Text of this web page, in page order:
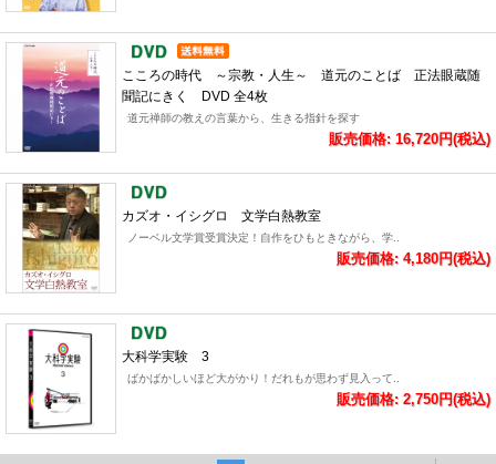
こころの時代 ～宗教・人生～ 道元のことば 正法眼蔵随
聞記にきく DVD 全4枚
道元禅師の教えの言葉から、生きる指針を探す
販売価格: 16,720円(税込)
カズオ・イシグロ 文学白熱教室
ノーベル文学賞受賞決定！自作をひもときながら、学..
販売価格: 4,180円(税込)
大科学実験 3
ばかばかしいほど大がかり！だれもが思わず見入って..
販売価格: 2,750円(税込)